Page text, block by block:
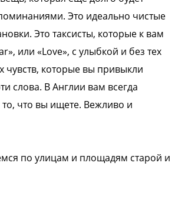
Это идеально чистые
Это таксисты, которые к вам
или «Love», с улыбкой и без тех
чувств, которые вы привыкли
слова. В Англии вам всегда
что вы ищете. Вежливо и
по улицам и площадям старой и